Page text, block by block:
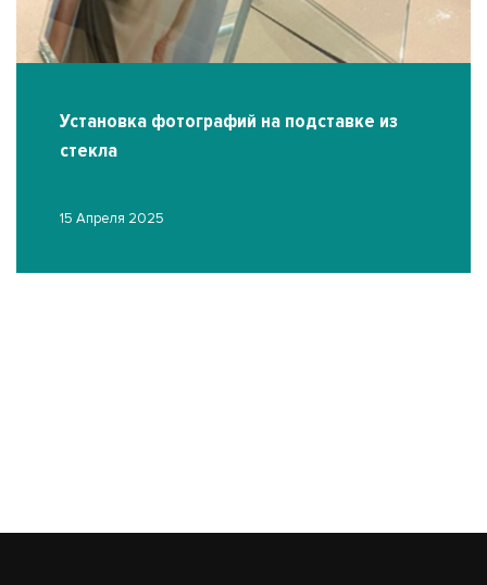
Установка фотографий на подставке из
стекла
15 Апреля 2025